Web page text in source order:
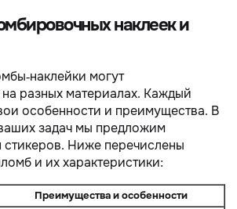
наклеек и
наклейки могут
на разных материалах. Каждый
особенности и преимущества. В
задач мы предложим
стикеров. Ниже перечислены
и их характеристики:
Преимущества и особенности